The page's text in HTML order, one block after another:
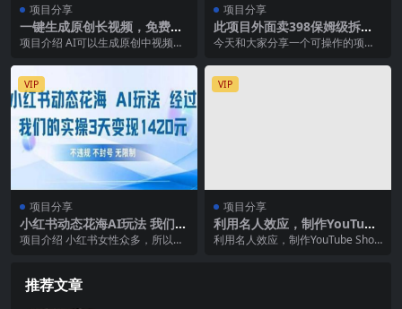
项目分享
一键生成原创长视频，免费无
限制，可发全平台，单账号日
项目介绍 AI可以生成原创中视频
这款AI视频生成...
项目分享
此项目外面卖398保姆级拆解
夸克网盘拉新玩法，助力新朋
今天和大家分享一个可操作的项目
解玩法，助力新手...
VIP
项目分享
小红书动态花海AI玩法 我们实
操3天变现1420
项目介绍 小红书女性众多，所以我
VIP
项目分享
利用名人效应，制作YouTube
Shorts短视频，月赚过万美元
利用名人效应，制作YouTube Short
推荐文章